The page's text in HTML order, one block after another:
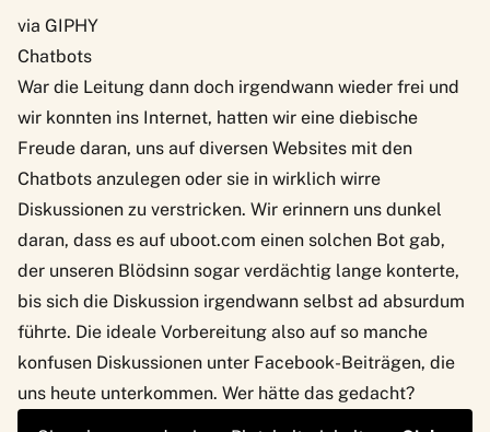
via GIPHY
Chatbots
War die Leitung dann doch irgendwann wieder frei und
wir konnten ins Internet, hatten wir eine diebische
Freude daran, uns auf diversen Websites mit den
Chatbots anzulegen oder sie in wirklich wirre
Diskussionen zu verstricken. Wir erinnern uns dunkel
daran, dass es auf uboot.com einen solchen Bot gab,
der unseren Blödsinn sogar verdächtig lange konterte,
bis sich die Diskussion irgendwann selbst ad absurdum
führte. Die ideale Vorbereitung also auf so manche
konfusen Diskussionen unter Facebook-Beiträgen, die
uns heute unterkommen. Wer hätte das gedacht?